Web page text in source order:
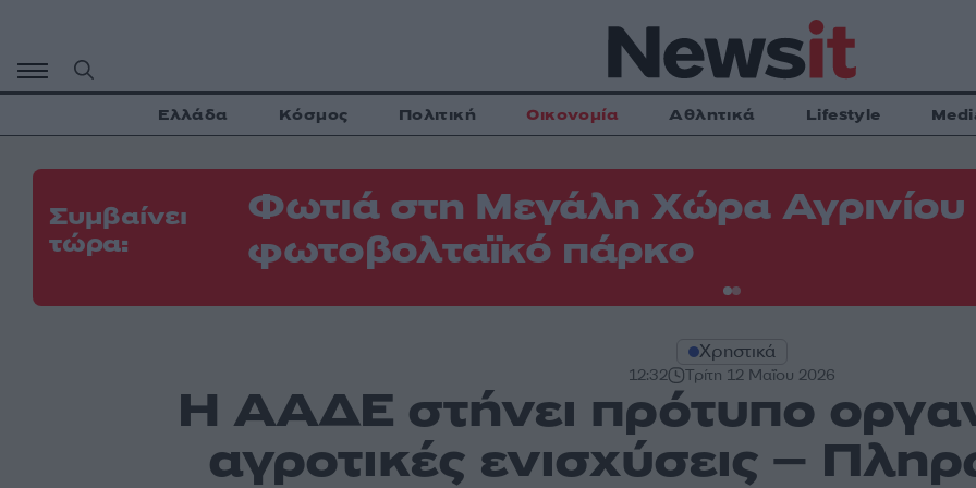
περιεχόμενο
Ελλάδα Κόσμος Πολιτική Οικονομία Αθλητικά Lifestyle
Συμβαίνει
τώρα:
Φωτιά στη Μεγάλη Χώρα Αγρινίου
φωτοβολταϊκό πάρκο
Χρηστικά
12:32 Τρίτη 12 Μαΐου 2026
Η ΑΑΔΕ στήνει πρότυπο
αγροτικές ενισχύσεις –